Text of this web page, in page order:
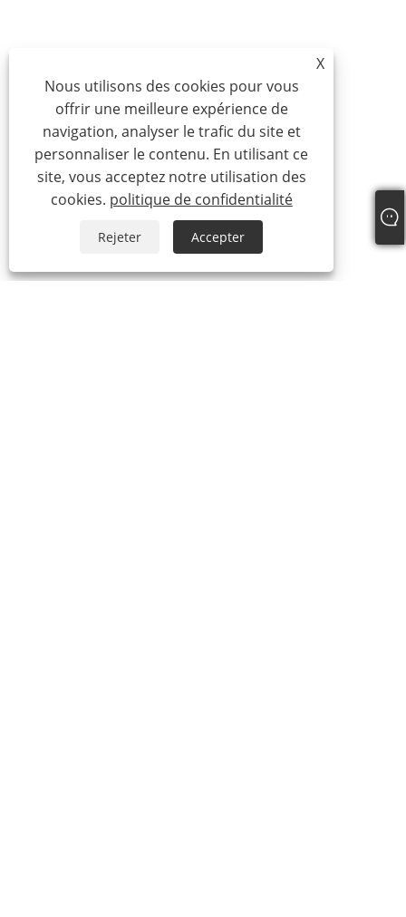
X
Nous utilisons des cookies pour vous
offrir une meilleure expérience de
navigation, analyser le trafic du site et
personnaliser le contenu. En utilisant ce
site, vous acceptez notre utilisation des
cookies. politique de confidentialité
Rejeter Accepter